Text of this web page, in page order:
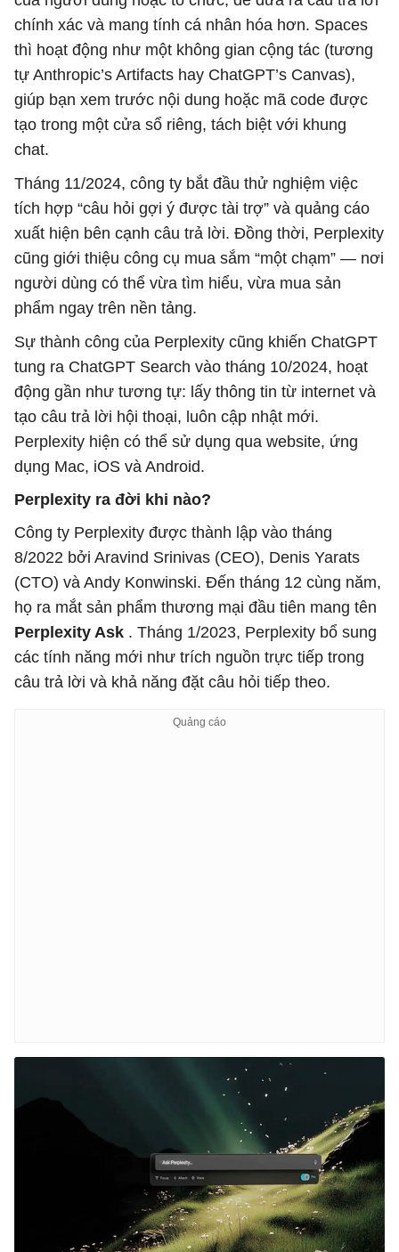
chính xác và mang tính cá nhân hóa hơn. Spaces
thì hoạt động như một không gian cộng tác (tương
tự Anthropic’s Artifacts hay ChatGPT’s Canvas),
giúp bạn xem trước nội dung hoặc mã code được
tạo trong một cửa sổ riêng, tách biệt với khung
chat.
Tháng 11/2024, công ty bắt đầu thử nghiệm việc
tích hợp “câu hỏi gợi ý được tài trợ” và quảng cáo
xuất hiện bên cạnh câu trả lời. Đồng thời, Perplexity
cũng giới thiệu công cụ mua sắm “một chạm” — nơi
người dùng có thể vừa tìm hiểu, vừa mua sản
phẩm ngay trên nền tảng.
Sự thành công của Perplexity cũng khiến ChatGPT
tung ra ChatGPT Search vào tháng 10/2024, hoạt
động gần như tương tự: lấy thông tin từ internet và
tạo câu trả lời hội thoại, luôn cập nhật mới.
Perplexity hiện có thể sử dụng qua website, ứng
dụng Mac, iOS và Android.
Perplexity ra đời khi nào?
Công ty Perplexity được thành lập vào tháng
8/2022 bởi Aravind Srinivas (CEO), Denis Yarats
(CTO) và Andy Konwinski. Đến tháng 12 cùng năm,
họ ra mắt sản phẩm thương mại đầu tiên mang tên
Perplexity Ask . Tháng 1/2023, Perplexity bổ sung
các tính năng mới như trích nguồn trực tiếp trong
câu trả lời và khả năng đặt câu hỏi tiếp theo.